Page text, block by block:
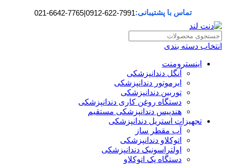
تماس با پشتیبانی:0912-622-7991
|
021-6642-7765
انتخاب دسته بندی
اینسترومنت
آنگل دندانپزشکی
ایرموتور دندانپزشکی
توربین دندانپزشکی
دستگاه روغن کاری دندانپزشکی
هندپیس دندانپزشکی مستقیم
تجهیزات استریل دندانپزشکی
آب مقطر ساز
اتوکلاو دندانپزشکی
اولتراسونیک دندانپزشکی
دستگاه پک اتوکلاو